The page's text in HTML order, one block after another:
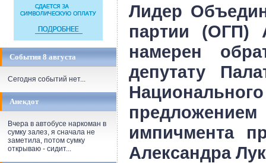
События 8 августа
Сегодня событий нет...
Анекдот
Вчера в автобусе наркоман в
сумку залез, я сначала не
заметила, потом сумку
открываю - сидит...
Лидер
партии (ОГП)
намерен
депутату
импичмента
Александра